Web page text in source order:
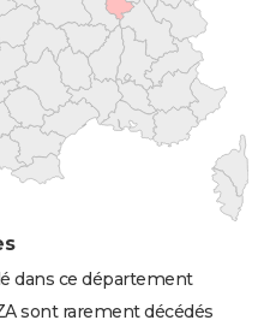
dans ce département
sont rarement décédés